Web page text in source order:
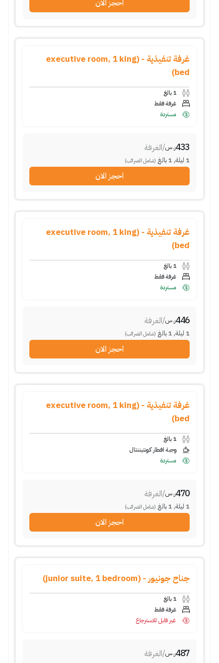
احجز الان
غرفة تنفيذية - (executive room, 1 king
bed)
1 بالغ
غرفة فقط
مستردة
433ر.س/الغرفة
1 ليلة,
1 بالغ (شامل الضرائب)
احجز الان
غرفة تنفيذية - (executive room, 1 king
bed)
1 بالغ
غرفة فقط
مستردة
446ر.س/الغرفة
1 ليلة,
1 بالغ (شامل الضرائب)
احجز الان
غرفة تنفيذية - (executive room, 1 king
bed)
1 بالغ
وجبة افطار كونتيننتال
مستردة
470ر.س/الغرفة
1 ليلة,
1 بالغ (شامل الضرائب)
احجز الان
جناح جونيور - (junior suite, 1 bedroom)
1 بالغ
غرفة فقط
غير قابل للاسترجاع
487ر.س/الغرفة